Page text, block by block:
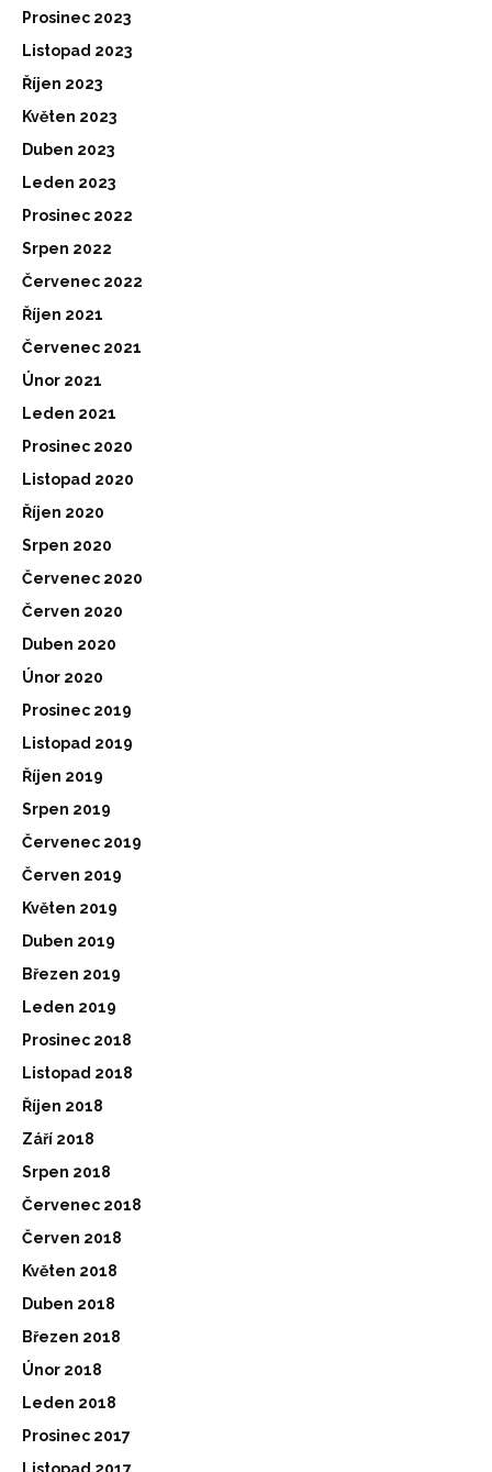
Prosinec 2023
Listopad 2023
Říjen 2023
Květen 2023
Duben 2023
Leden 2023
Prosinec 2022
Srpen 2022
Červenec 2022
Říjen 2021
Červenec 2021
Únor 2021
Leden 2021
Prosinec 2020
Listopad 2020
Říjen 2020
Srpen 2020
Červenec 2020
Červen 2020
Duben 2020
Únor 2020
Prosinec 2019
Listopad 2019
Říjen 2019
Srpen 2019
Červenec 2019
Červen 2019
Květen 2019
Duben 2019
Březen 2019
Leden 2019
Prosinec 2018
Listopad 2018
Říjen 2018
Září 2018
Srpen 2018
Červenec 2018
Červen 2018
Květen 2018
Duben 2018
Březen 2018
Únor 2018
Leden 2018
Prosinec 2017